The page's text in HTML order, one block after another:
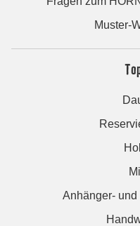
Muster-
Anhänger- und